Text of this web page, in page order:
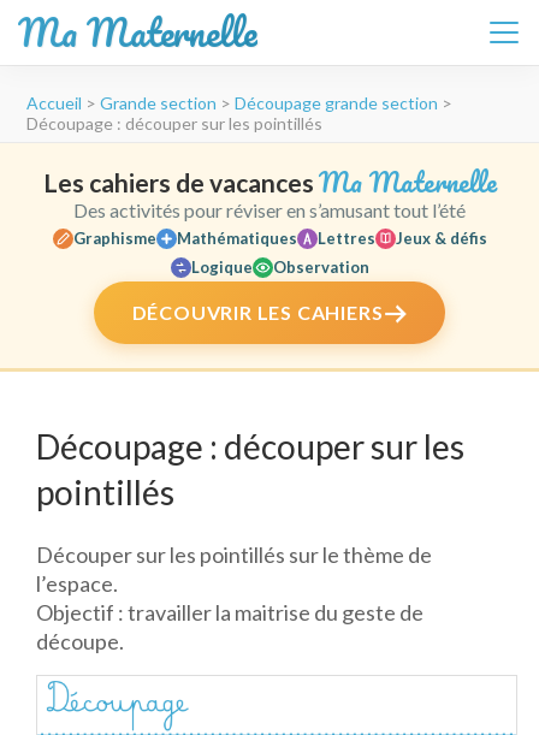
Ma Maternelle
contenu
Entrée)
Accueil > Grande section > Découpage grande section >
Découpage : découper sur les pointillés
Les cahiers de vacances Ma Maternelle
Des activités pour réviser en s’amusant tout l’été
Graphisme Mathématiques Lettres
Jeux & défis
Logique
Observation
DÉCOUVRIR LES CAHIERS
Découpage : découper sur les
pointillés
Découper sur les pointillés sur le thème de
l’espace.
Objectif : travailler la maitrise du geste de
découpe.